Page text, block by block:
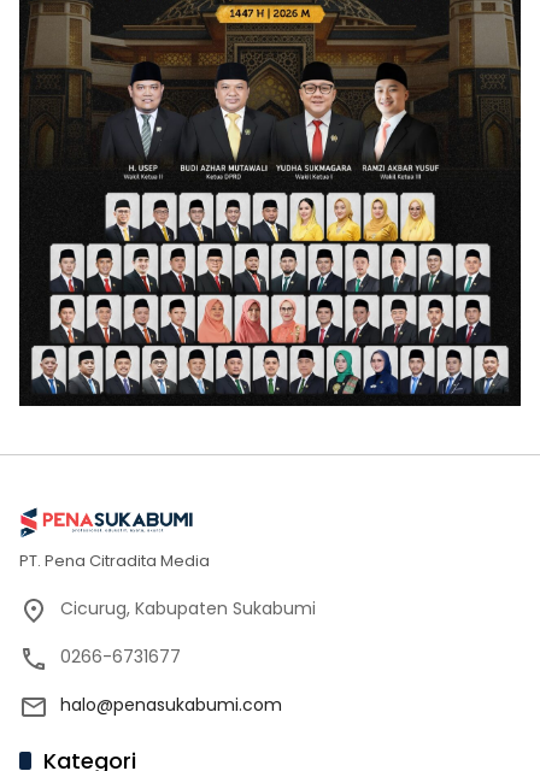
PT. Pena Citradita Media
Cicurug, Kabupaten Sukabumi
0266-6731677
halo@penasukabumi.com
Kategori